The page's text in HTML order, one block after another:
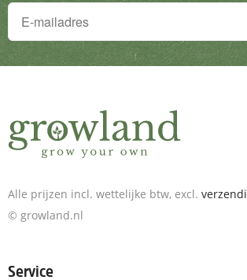
Je wilt niets missen!
Schrijf je in voor de nieuwsbrief en
Alle prijzen incl. wettelijke btw, excl.
© growland.nl
Service